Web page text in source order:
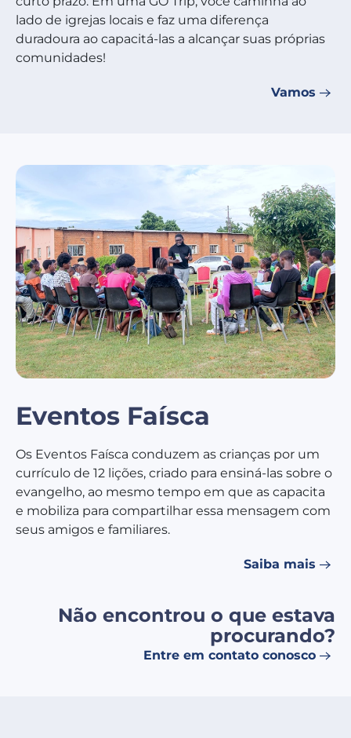
lado de igrejas locais e faz uma diferença
duradoura ao capacitá-las a alcançar suas próprias
comunidades!
Vamos
Eventos Faísca
Os Eventos Faísca conduzem as crianças por um
currículo de 12 lições, criado para ensiná-las sobre o
evangelho, ao mesmo tempo em que as capacita
e mobiliza para compartilhar essa mensagem com
seus amigos e familiares.
Saiba mais
Não encontrou o que estava
procurando?
Entre em contato conosco